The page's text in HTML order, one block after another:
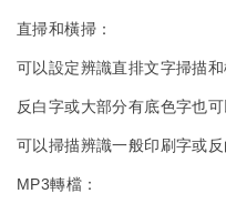
直掃和橫掃：
可以設定辨識直排文字掃描和
反白字或大部分有底色字也可
可以掃描辨識一般印刷字或
MP3轉檔：